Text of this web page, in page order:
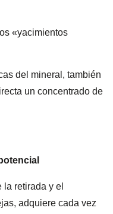
«yacimientos
del mineral, también
un concentrado de
retirada y el
adquiere cada vez